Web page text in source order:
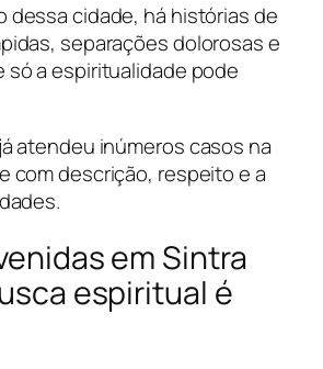
dessa cidade, há histórias de
separações dolorosas e
só a espiritualidade pode
atendeu inúmeros casos na
com descrição, respeito e a
em Sintra
espiritual é